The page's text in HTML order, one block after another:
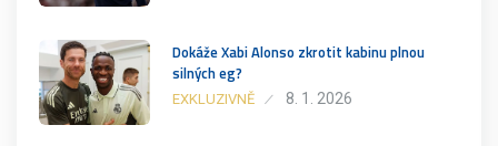
Dokáže Xabi Alonso zkrotit kabinu plnou
silných eg?
EXKLUZIVNĚ 8. 1. 2026